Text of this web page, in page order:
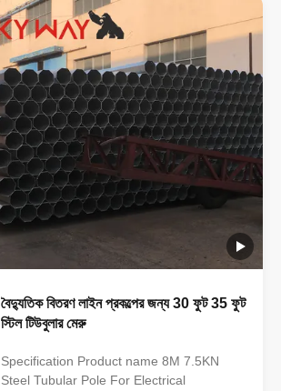
Pole Specification: Steel materials conform
to ASTM A36 with Q235(S235,SS400),
Q345(S355JR), Q460, etc Welding:
Welding complies with CSA and AWS, AWS
D1.1 standard. The welders have got
corresponding certificate after testing and
inspection. Finish:
বৈদ্যুতিক বিতরণ লাইন প্রকল্পের জন্য 30 ফুট 35 ফুট
স্টিল টিউবুলার মেরু
Specification Product name 8M 7.5KN
Steel Tubular Pole For Electrical